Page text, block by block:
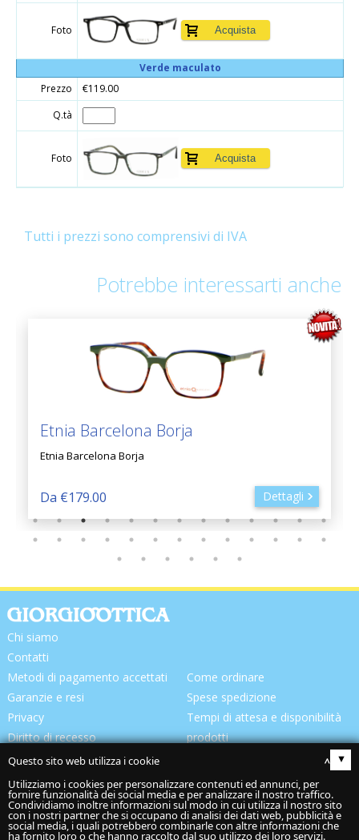
Foto
Verde maculato
Prezzo
€119.00
Q.tà
Foto
Tutti i prezzi sono comprensivi di IVA
Potrebbe interessarti anche
Etnia Barcelona Borja
Etnia Barcelona Borja
Da €179.00 Dettagli
Chi siamo
Contatti
Metodi di pagamento accettati
Garanzie e resi
Privacy
Diritto di recesso
Come ordinare
Spese spedizione
Tempi di attesa e disponibilità
prodotti
Questo sito web utilizza i cookie
▴
Utilizziamo i cookies per personalizzare contenuti ed annunci, per
fornire funzionalità dei social media e per analizzare il nostro traffico.
Condividiamo inoltre informazioni sul modo in cui utilizza il nostro sito
con i nostri partner che si occupano di analisi dei dati web, pubblicità e
social media, i quali potrebbero combinarle con altre informazioni che
ha fornito loro o che hanno raccolto dal suo utilizzo dei loro servizi.